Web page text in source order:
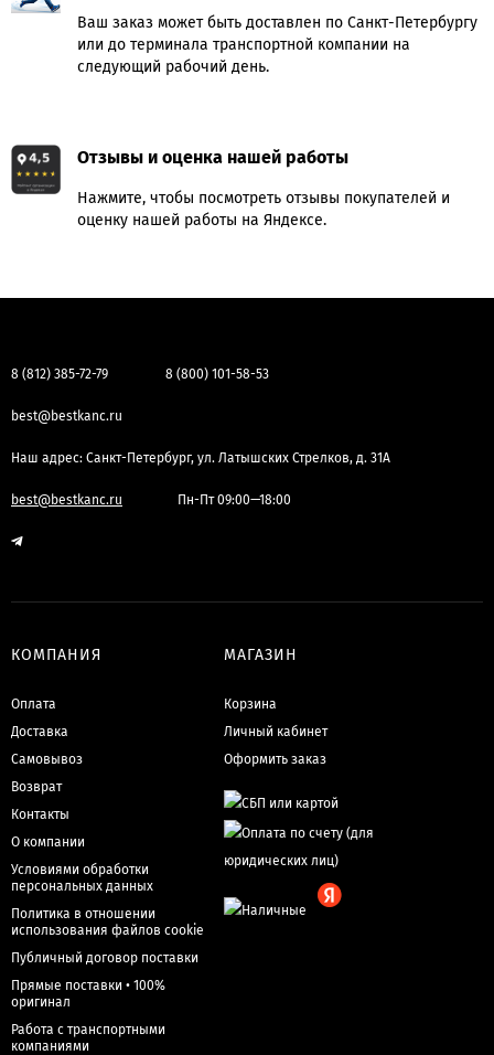
Ваш заказ может быть доставлен по Санкт-Петербургу
или до терминала транспортной компании на
следующий рабочий день.
Отзывы и оценка нашей работы
Нажмите, чтобы посмотреть отзывы покупателей и
оценку нашей работы на Яндексе.
8 (812) 385-72-79 8 (800) 101-58-53
best@bestkanc.ru
Наш адрес: Санкт-Петербург, ул. Латышских Стрелков, д. 31А
best@bestkanc.ru Пн-Пт 09:00—18:00
КОМПАНИЯ
Оплата
Доставка
Самовывоз
Возврат
Контакты
О компании
Условиями обработки
персональных данных
Политика в отношении
использования файлов cookie
Публичный договор поставки
Прямые поставки • 100%
оригинал
Работа с транспортными
компаниями
МАГАЗИН
Корзина
Личный кабинет
Оформить заказ